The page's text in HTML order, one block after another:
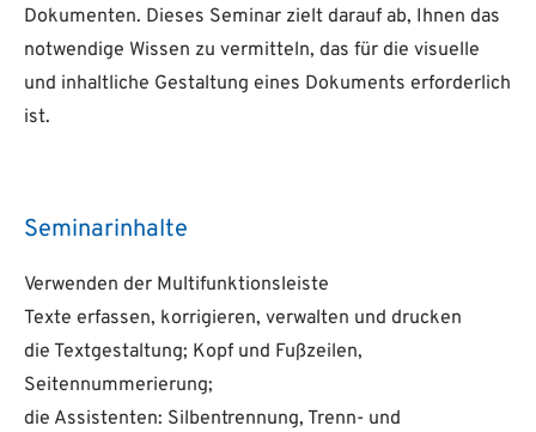
Dokumenten. Dieses Seminar zielt darauf ab, Ihnen das
notwendige Wissen zu vermitteln, das für die visuelle
und inhaltliche Gestaltung eines Dokuments erforderlich
ist.
Seminarinhalte
Verwenden der Multifunktionsleiste
Texte erfassen, korrigieren, verwalten und drucken
die Textgestaltung; Kopf und Fußzeilen,
Seitennummerierung;
die Assistenten: Silbentrennung, Trenn- und